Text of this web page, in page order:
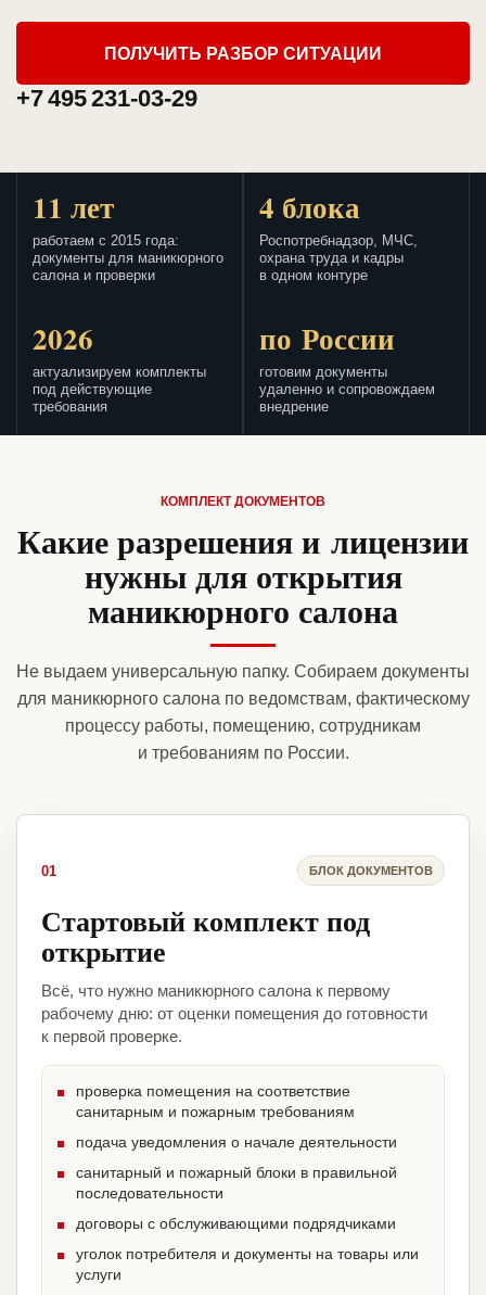
ПОЛУЧИТЬ РАЗБОР СИТУАЦИИ
+7 495 231-03-29
11 лет
работаем с 2015 года:
документы для маникюрного
салона и проверки
4 блока
Роспотребнадзор, МЧС,
охрана труда и кадры
в одном контуре
2026
актуализируем комплекты
под действующие
требования
по России
готовим документы
удаленно и сопровождаем
внедрение
КОМПЛЕКТ ДОКУМЕНТОВ
Какие разрешения и лицензии
нужны для открытия
маникюрного салона
Не выдаем универсальную папку. Собираем документы
для маникюрного салона по ведомствам, фактическому
процессу работы, помещению, сотрудникам
и требованиям по России.
01 БЛОК ДОКУМЕНТОВ
Стартовый комплект под
открытие
Всё, что нужно маникюрного салона к первому
рабочему дню: от оценки помещения до готовности
к первой проверке.
проверка помещения на соответствие
санитарным и пожарным требованиям
подача уведомления о начале деятельности
санитарный и пожарный блоки в правильной
последовательности
договоры с обслуживающими подрядчиками
уголок потребителя и документы на товары или
услуги